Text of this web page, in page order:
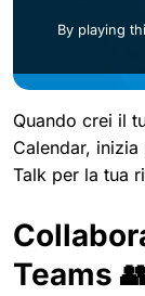
By playing
Quando crei il
Calendar,
Talk per la tua
Teams